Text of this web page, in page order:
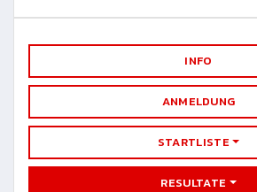
INFO
ANMELDUNG
STARTLISTE
RESULTATE